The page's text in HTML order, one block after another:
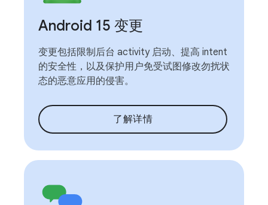
Android 15 变更
变更包括限制后台 activity 启动、提高 intent
的安全性，以及保护用户免受试图修改勿扰状
态的恶意应用的侵害。
了解详情